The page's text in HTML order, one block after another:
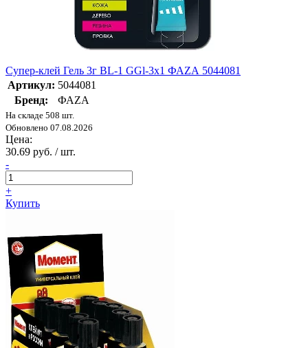
Супер-клей Гель 3г BL-1 GGl-3x1 ФАZА 5044081
Артикул: 5044081
Бренд:
ФАZА
На складе 508 шт.
Обновлено 07.08.2026
Цена:
30.69 руб. / шт.
-
+
Купить